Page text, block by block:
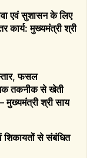
एवं सुशासन के लिए
कार्य: मुख्यमंत्री श्री
फसल
तकनीक से खेती
मुख्यमंत्री श्री साय
शिकायतों से संबंधित